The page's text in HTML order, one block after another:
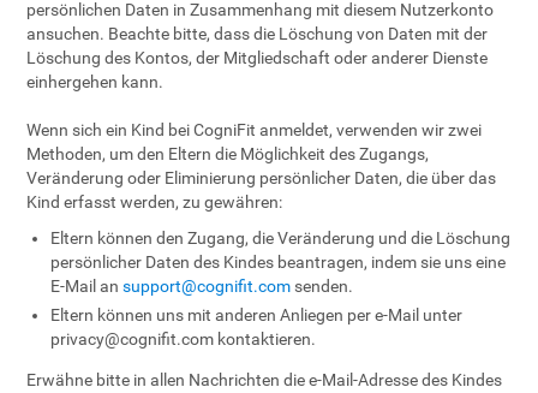
persönlichen Daten in Zusammenhang mit diesem Nutzerkonto
ansuchen. Beachte bitte, dass die Löschung von Daten mit der
Löschung des Kontos, der Mitgliedschaft oder anderer Dienste
einhergehen kann.
Wenn sich ein Kind bei CogniFit anmeldet, verwenden wir zwei
Methoden, um den Eltern die Möglichkeit des Zugangs,
Veränderung oder Eliminierung persönlicher Daten, die über das
Kind erfasst werden, zu gewähren:
Eltern können den Zugang, die Veränderung und die Löschung
persönlicher Daten des Kindes beantragen, indem sie uns eine
E-Mail ansupport@cognifit.com senden.
Eltern können uns mit anderen Anliegen per e-Mail unter
privacy@cognifit.com kontaktieren.
Erwähne bitte in allen Nachrichten die e-Mail-Adresse des Kindes